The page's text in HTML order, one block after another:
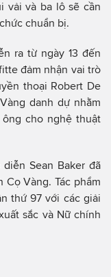
vải và ba lô sẽ cần
chuẩn bị.
ra từ ngày 13 đến
đảm nhận vai trò
thoại Robert De
danh dự nhằm
cho nghệ thuật
Sean Baker đã
Vàng. Tác phẩm
thứ 97 với các giải
sắc và Nữ chính